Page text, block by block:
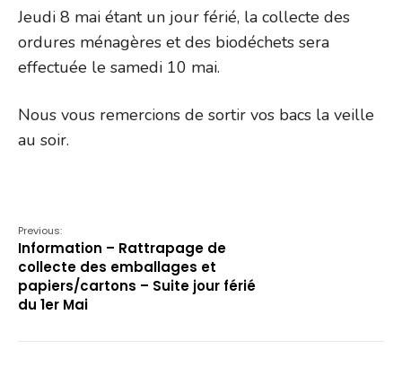
Jeudi 8 mai étant un jour férié, la collecte des
ordures ménagères et des biodéchets sera
effectuée le samedi 10 mai.
Nous vous remercions de sortir vos bacs la veille
au soir.
Previous:
Information – Rattrapage de
collecte des emballages et
papiers/cartons – Suite jour férié
du 1er Mai